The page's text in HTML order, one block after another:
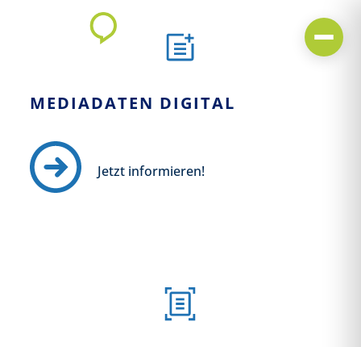
MEDIADATEN DIGITAL
Jetzt informieren!